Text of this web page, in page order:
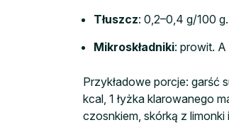
Tłuszcz: 0,2–0,4 g/100 g.
Mikroskładniki: prowit.
Przykładowe porcje: garść
kcal, 1 łyżka klarowanego
czosnkiem, skórką z